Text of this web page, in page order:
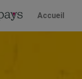
Accueil